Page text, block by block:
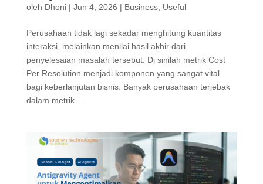
oleh Dhoni| Jun 4, 2026 | Business, Useful
Perusahaan tidak lagi sekadar menghitung kuantitas
interaksi, melainkan menilai hasil akhir dari
penyelesaian masalah tersebut. Di sinilah metrik Cost
Per Resolution menjadi komponen yang sangat vital
bagi keberlanjutan bisnis. Banyak perusahaan terjebak
dalam metrik...